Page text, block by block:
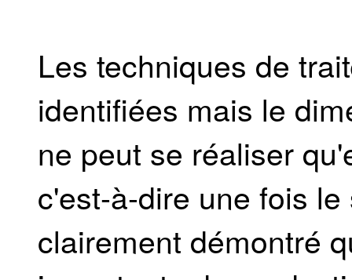
Les techniques de
identifiées mais le
ne peut se réaliser
c'est-à-dire une fois
clairement démontré